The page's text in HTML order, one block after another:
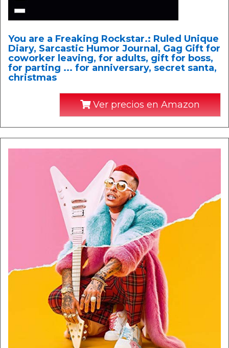
You are a Freaking Rockstar.: Ruled Unique
Diary, Sarcastic Humor Journal, Gag Gift for
coworker leaving, for adults, gift for boss,
for parting ... for anniversary, secret santa,
christmas
Ver precios en Amazon